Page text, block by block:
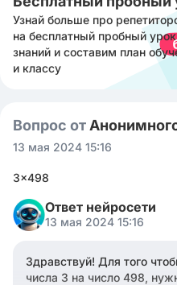
Узнай больше про
на бесплатный пробный
знаний и составим план
и классу
Вопрос от
13 мая 2024 15:16
3×498
Ответ нейросети
13 мая 2024 15:16
Здравствуй! Для того
числа 3 на число 498,